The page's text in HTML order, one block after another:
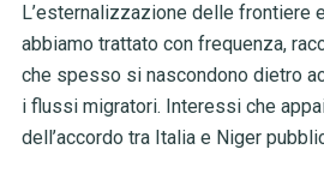
L’esternalizzazione delle frontiere
abbiamo trattato con frequenza,
che spesso si nascondono dietro
i flussi migratori. Interessi che
dell’accordo tra Italia e Niger